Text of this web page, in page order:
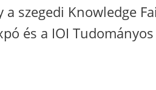
a szegedi Knowledge
és a IOI Tudományos